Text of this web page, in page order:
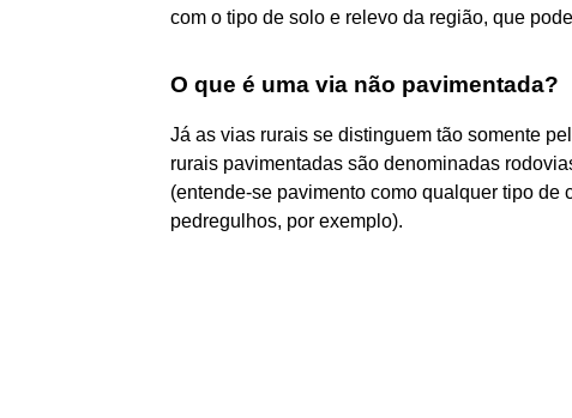
com o tipo de solo e relevo da região, que
O que é uma via não pavimentada?
Já as vias rurais se distinguem tão somente
rurais pavimentadas são denominadas
(entende-se pavimento como qualquer tipo de
pedregulhos, por exemplo).